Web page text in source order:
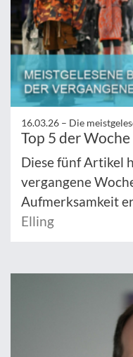
16.03.26 – Die
Top 5 der
Diese fünf Artikel
vergangene
Aufmerksamkeit
Elling